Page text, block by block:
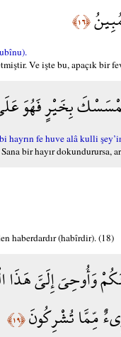
﴿١٦﴾
Ve işte bu, apaçık bir
بِخَيْرٍ فَهُوَ
hayrın fe huve alâ kulli
bir hayır dokundurursa,
haberdardır (habîrdir). (18)
إِلَيَّ هَذَا
مِّمَّا تُشْرِكُونَ﴿١٩﴾